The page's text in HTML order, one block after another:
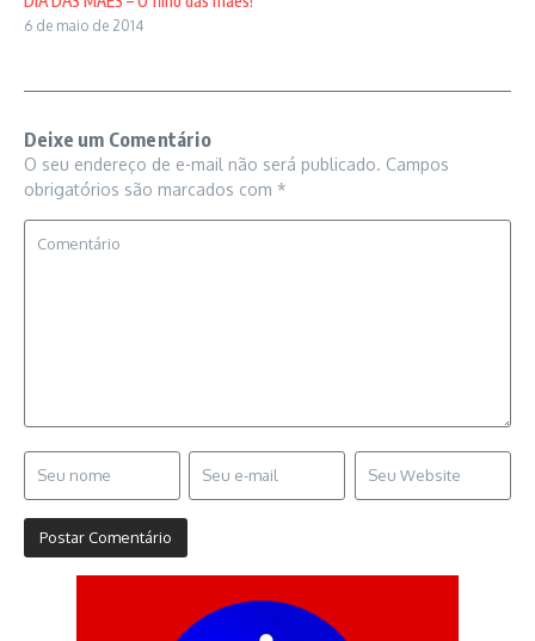
6 de maio de 2014
Deixe um Comentário
O seu endereço de e-mail não será publicado. Campos
obrigatórios são marcados com *